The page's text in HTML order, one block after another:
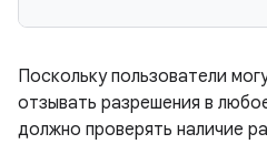
Поскольку пользователи
отзывать разрешения в
должно проверять наличие